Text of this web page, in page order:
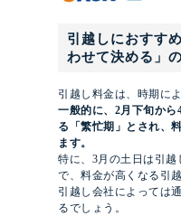
引越しにおすす
わせて決める」
引越し料金は、時期に
一般的に、2月下旬か
る「繁忙期」とされ、
ます。
特に、3月の土日は引
で、料金が高くなる引
引越し会社によっては
るでしょう。